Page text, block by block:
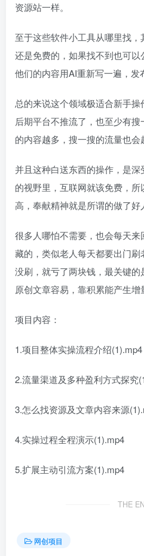
资源站一样。
至于这些软件小工具从哪里找
还是免费的，如果找不到也可
他们的内容用AI重新写一遍，发
总的来说这个领域极适合新手
后期平台不推流了，也至少有
的内容越多，搜一搜的流量也会
并且这种白送东西的操作，是
的视野里，互联网就该免费，
高，奉献精神就是所谓的做了好
很多人哪怕不需要，也会每天
藏的，类似老人每天都要出门
没刷，就亏了两块钱，最关键
原创文章容易，靠积累能产生增
项目内容：
1.项目整体实操流程介绍(1).mp4
2.流量渠道及多种盈利方式探究
3.怎么找资源及文章内容来源
4.实操过程全程演示(1).mp4
5.扩展主动引流方案(1).mp4
THE
网创项目